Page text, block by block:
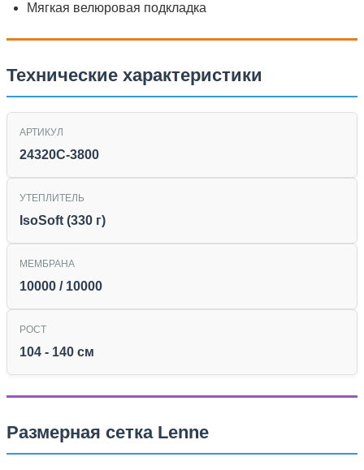
Мягкая велюровая подкладка
Технические характеристики
АРТИКУЛ
24320C-3800
УТЕПЛИТЕЛЬ
IsoSoft (330 г)
МЕМБРАНА
10000 / 10000
РОСТ
104 - 140 см
Размерная сетка Lenne